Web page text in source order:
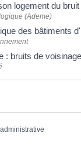
logement du bruit
(Ademe)
des bâtiments
: bruits de voisinage